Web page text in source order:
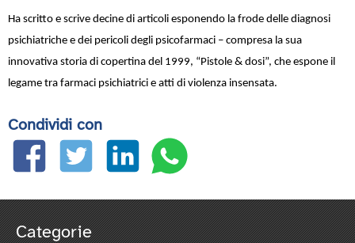
Ha scritto e scrive decine di articoli esponendo la frode delle diagnosi
psichiatriche e dei pericoli degli psicofarmaci – compresa la sua
innovativa storia di copertina del 1999, “Pistole & dosi”, che espone il
legame tra farmaci psichiatrici e atti di violenza insensata.
Condividi con
Categorie